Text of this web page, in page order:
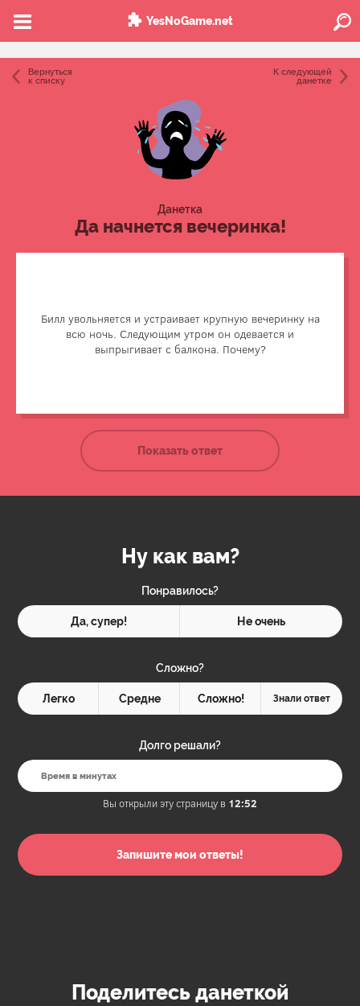
YesNoGame.net
Вернуться
к списку
К следующей
данетке
Данетка
Да начнется вечеринка!
Билл увольняется и устраивает крупную вечеринку на
всю ночь. Следующим утром он одевается и
выпрыгивает с балкона. Почему?
празднует это со своими друзьями. На следующее утро
он обнаружил, что его выигрышный билет уничтожен —
Билл забыл вынуть его перед стиркой из одежды. В
Показать ответ
Ну как вам?
Понравилось?
Да, супер! Не очень
Сложно?
Легко Средне Сложно! Знали ответ
Долго решали?
Вы открыли эту страницу в 12:52
Поделитесь данеткой